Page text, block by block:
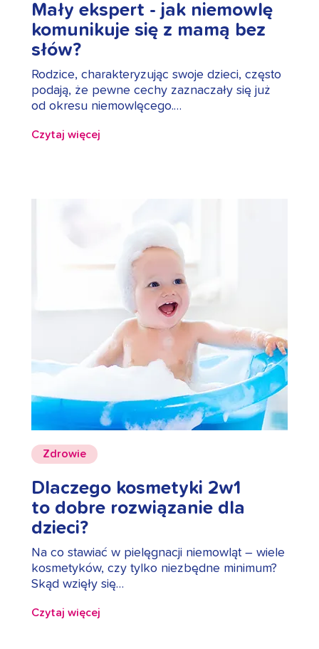
Mały ekspert - jak niemowlę
komunikuje się z mamą bez
słów?
Rodzice, charakteryzując swoje dzieci, często
podają, że pewne cechy zaznaczały się już
od okresu niemowlęcego.…
Czytaj więcej
Zdrowie
Dlaczego kosmetyki 2w1
to dobre rozwiązanie dla
dzieci?
Na co stawiać w pielęgnacji niemowląt – wiele
kosmetyków, czy tylko niezbędne minimum?
Skąd wzięły się…
Czytaj więcej